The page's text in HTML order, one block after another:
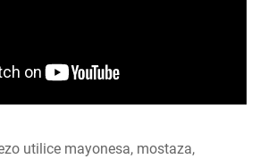
utilice mayonesa, mostaza,